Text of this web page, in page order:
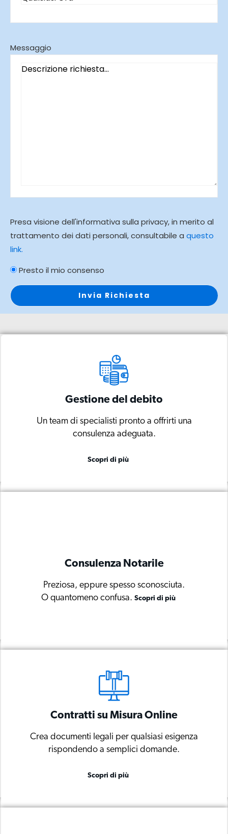
Messaggio
Presa visione dell'informativa sulla privacy, in merito al
trattamento dei dati personali, consultabile a questo
link.
Presto il mio consenso
Gestione del debito
Un team di specialisti pronto a offrirti una
consulenza adeguata.
Scopri di più
Gestione del debito
Un team di specialisti pronto a offrirti una
consulenza adeguata.
Consulenza Notarile
Preziosa, eppure spesso sconosciuta.
O quantomeno confusa. Scopri di più
O quantomeno confusa.
Contratti su Misura Online
Crea documenti legali per qualsiasi esigenza
rispondendo a semplici domande.
Scopri di più
Contratti su Misura Online
Crea documenti legali per qualsiasi esigenza
rispondendo a semplici domande.
Scopri di più